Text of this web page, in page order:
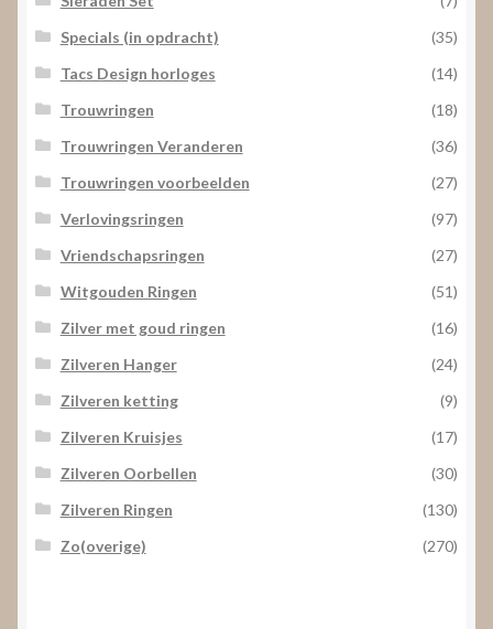
Specials (in opdracht)
(35)
Tacs Design horloges
(14)
Trouwringen
(18)
Trouwringen Veranderen
(36)
Trouwringen voorbeelden
(27)
Verlovingsringen
(97)
Vriendschapsringen
(27)
Witgouden Ringen
(51)
Zilver met goud ringen
(16)
Zilveren Hanger
(24)
Zilveren ketting
(9)
Zilveren Kruisjes
(17)
Zilveren Oorbellen
(30)
Zilveren Ringen
(130)
Zo(overige)
(270)